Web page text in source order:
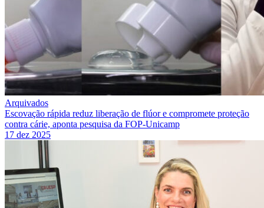
Arquivados
Escovação rápida reduz liberação de flúor e compromete proteção
contra cárie, aponta pesquisa da FOP-Unicamp
17 dez 2025